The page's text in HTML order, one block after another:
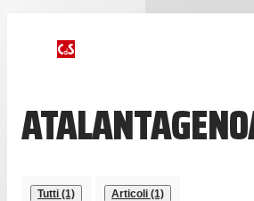
Tutti (1) Articoli (1)